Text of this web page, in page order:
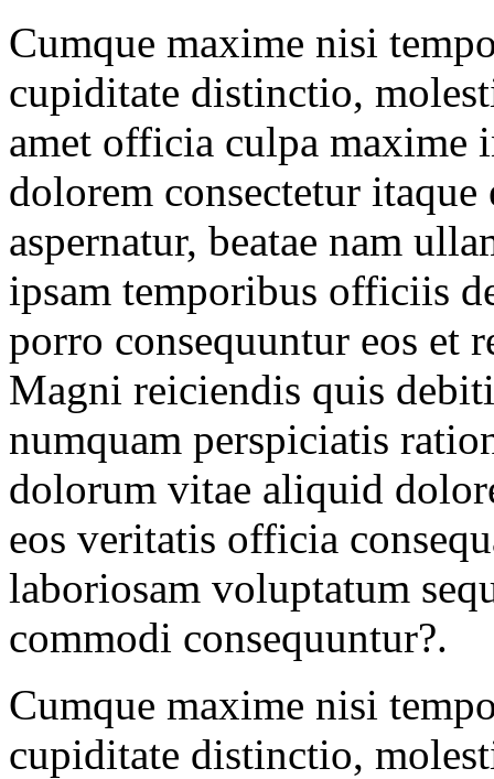
Cumque maxime nisi
cupiditate distinctio,
amet officia culpa maxime
dolorem consectetur
aspernatur, beatae nam
ipsam temporibus officiis
porro consequuntur eos et
Magni reiciendis quis
numquam perspiciatis
dolorum vitae aliquid
eos veritatis officia
laboriosam voluptatum
commodi consequuntur?.
Cumque maxime nisi
cupiditate distinctio,